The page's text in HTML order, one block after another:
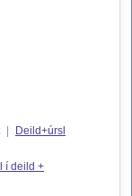
Deild+úrsl
í deild +